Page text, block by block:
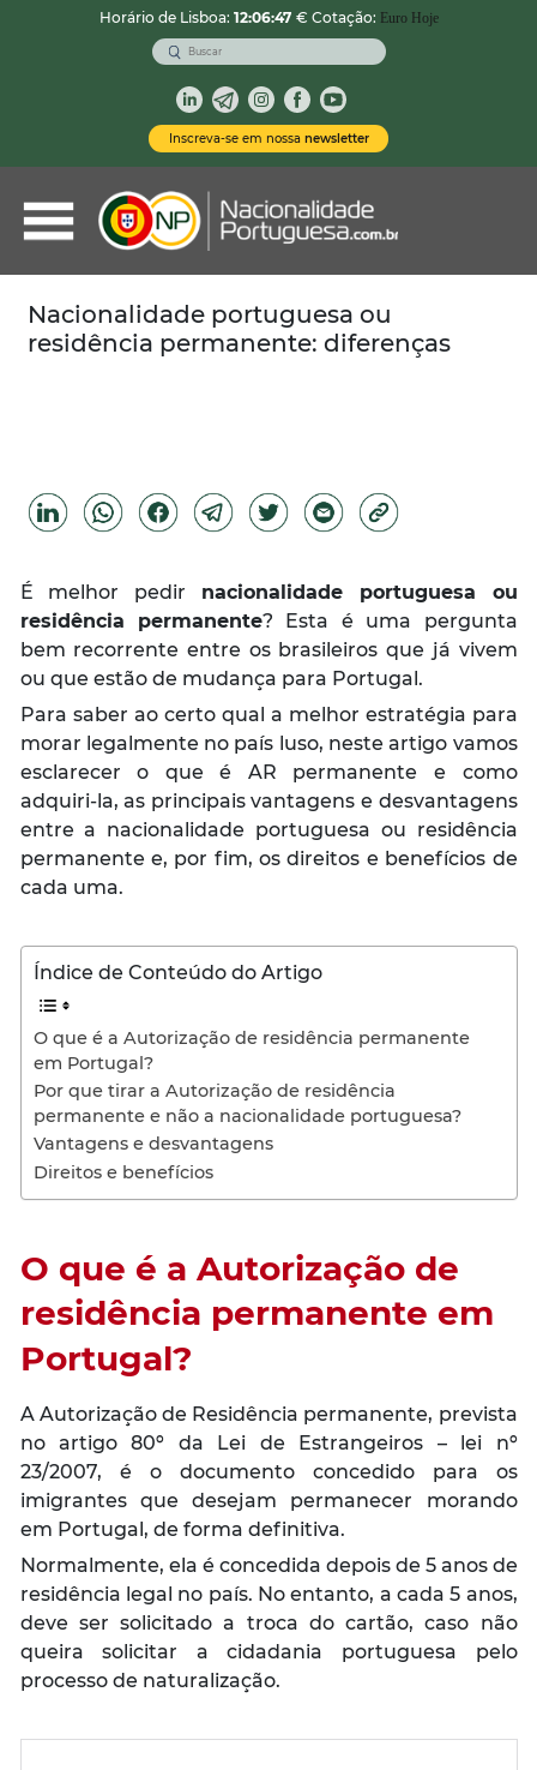
Horário de Lisboa: 12:06:48 € Cotação: Euro Hoje
Inscreva-se em nossa newsletter
Nacionalidade Portuguesa
Vistos de Residência
Imóveis em Portugal
Demais Serviços
Nacionalidade portuguesa ou
residência permanente: diferenças
É melhor pedir nacionalidade portuguesa ou
residência permanente? Esta é uma pergunta
bem recorrente entre os brasileiros que já vivem
ou que estão de mudança para Portugal.
Para saber ao certo qual a melhor estratégia para
morar legalmente no país luso, neste artigo vamos
esclarecer o que é AR permanente e como
adquiri-la, as principais vantagens e desvantagens
entre a nacionalidade portuguesa ou residência
permanente e, por fim, os direitos e benefícios de
cada uma.
Índice de Conteúdo do Artigo
O que é a Autorização de residência permanente
em Portugal?
Por que tirar a Autorização de residência
permanente e não a nacionalidade portuguesa?
Vantagens e desvantagens
Direitos e benefícios
O que é a Autorização de
residência permanente em
Portugal?
A Autorização de Residência permanente, prevista
no artigo 80º da Lei de Estrangeiros – lei nº
23/2007, é o documento concedido para os
imigrantes que desejam permanecer morando
em Portugal, de forma definitiva.
Normalmente, ela é concedida depois de 5 anos de
residência legal no país. No entanto, a cada 5 anos,
deve ser solicitado a troca do cartão, caso não
queira solicitar a cidadania portuguesa pelo
processo de naturalização.